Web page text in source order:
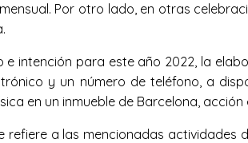
Por otro lado, en otras
e intención para este año 2022, la
y un número de teléfono, a
en un inmueble de Barcelona,
refiere a las mencionadas